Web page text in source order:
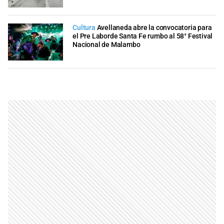
Cultura Avellaneda abre la convocatoria para
el Pre Laborde Santa Fe rumbo al 58° Festival
Nacional de Malambo